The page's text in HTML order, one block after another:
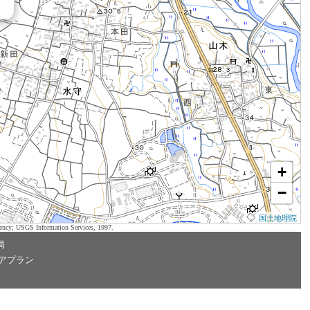
+
−
国土地理院
USGS Information Services, 1997.
プラン